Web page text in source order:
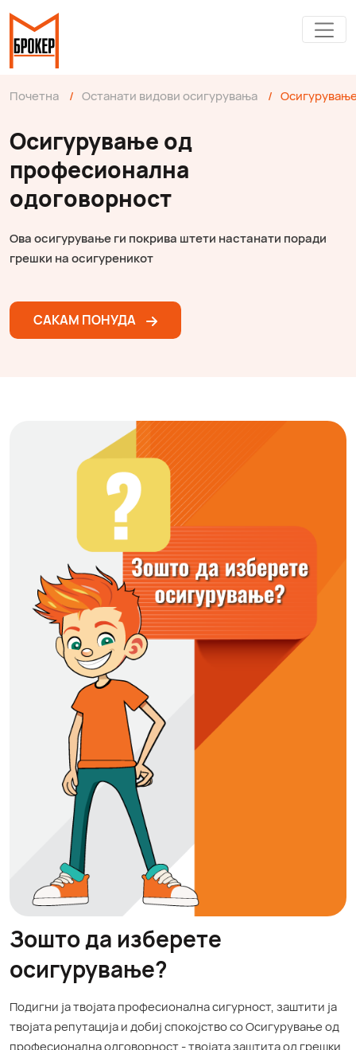
Почетна / Останати видови осигурувања /
Осигурување од
професионална
одоговорност
Ова осигурување ги покрива штети настанати поради
грешки на осигуреникот
САКАМ ПОНУДА
Зошто да изберете
осигурување?
Подигни ја твојата професионална сигурност, заштити ја
твојата репутација и добиј спокојство со Осигурување од
професионална одговорност - твојата заштита од грешки